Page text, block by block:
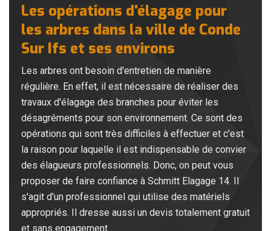
Les opérations d'élagage pour
les arbres dans la ville de Conde
Sur Ifs et ses environs
Les arbres ont besoin d'entretien de manière
régulière. En effet, il est nécessaire de réaliser des
travaux d'élagage des branches pour éviter les
désagréments pour son environnement. Ce sont des
opérations qui sont très difficiles à effectuer et c'est
la raison pour laquelle il est indispensable de convier
des élagueurs professionnels. Donc, on peut vous
proposer de faire confiance à Schmitt Elagage 14. Il
s'agit d'un professionnel qui utilise des matériels
appropriés. Il dresse aussi un devis totalement gratuit
et sans engagement.